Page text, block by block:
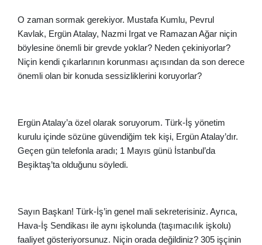
O zaman sormak gerekiyor. Mustafa Kumlu, Pevrul
Kavlak, Ergün Atalay, Nazmi Irgat ve Ramazan Ağar niçin
böylesine önemli bir grevde yoklar? Neden çekiniyorlar?
Niçin kendi çıkarlarının korunması açısından da son derece
önemli olan bir konuda sessizliklerini koruyorlar?
Ergün Atalay’a özel olarak soruyorum. Türk-İş yönetim
kurulu içinde sözüne güvendiğim tek kişi, Ergün Atalay’dır.
Geçen gün telefonla aradı; 1 Mayıs günü İstanbul’da
Beşiktaş’ta olduğunu söyledi.
Sayın Başkan! Türk-İş’in genel mali sekreterisiniz. Ayrıca,
Hava-İş Sendikası ile aynı işkolunda (taşımacılık işkolu)
faaliyet gösteriyorsunuz. Niçin orada değildiniz? 305 işçinin